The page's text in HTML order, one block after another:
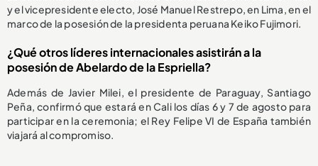
y el vicepresidente electo, José Manuel Restrepo, en Lima, en el
marco de la posesión de la presidenta peruana Keiko Fujimori.
¿Qué otros líderes internacionales asistirán a la
posesión de Abelardo de la Espriella?
Además de Javier Milei, el presidente de Paraguay, Santiago
Peña, confirmó que estará en Cali los días 6 y 7 de agosto para
participar en la ceremonia; el Rey Felipe VI de España también
viajará al compromiso.